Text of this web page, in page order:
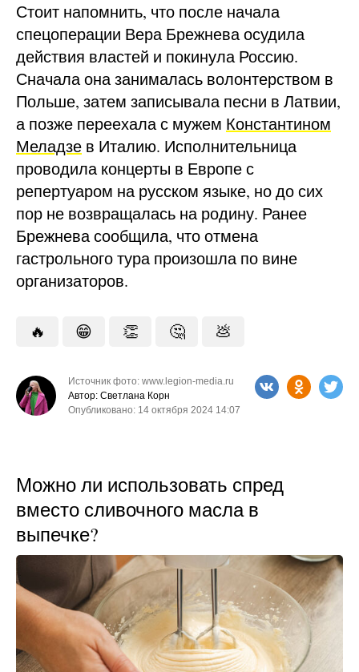
Стоит напомнить, что после начала
спецоперации Вера Брежнева осудила
действия властей и покинула Россию.
Сначала она занималась волонтерством в
Польше, затем записывала песни в Латвии,
а позже переехала с мужем Константином
Меладзе в Италию. Исполнительница
проводила концерты в Европе с
репертуаром на русском языке, но до сих
пор не возвращалась на родину. Ранее
Брежнева сообщила, что отмена
гастрольного тура произошла по вине
организаторов.
🔥 😁 👏 🤔 💩
Источник фото: www.legion-media.ru
Автор: Светлана Корн
Опубликовано: 14 октября 2024 14:07
Можно ли использовать спред
вместо сливочного масла в
выпечке?